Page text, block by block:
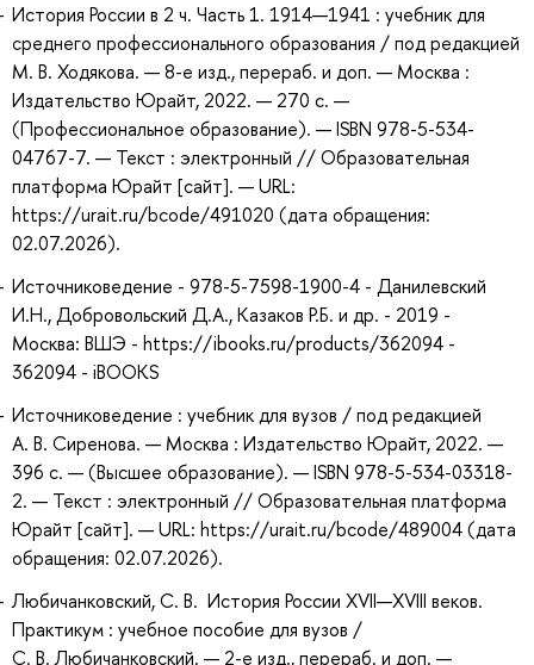
История России в 2 ч. Часть 1. 1914—1941 : учебник для
среднего профессионального образования / под редакцией
М. В. Ходякова. — 8-е изд., перераб. и доп. — Москва :
Издательство Юрайт, 2022. — 270 с. —
(Профессиональное образование). — ISBN 978-5-534-
04767-7. — Текст : электронный // Образовательная
платформа Юрайт [сайт]. — URL:
https://urait.ru/bcode/491020 (дата обращения:
02.07.2026).
Источниковедение - 978-5-7598-1900-4 - Данилевский
И.Н., Добровольский Д.А., Казаков Р.Б. и др. - 2019 -
Москва: ВШЭ - https://ibooks.ru/products/362094 -
362094 - iBOOKS
Источниковедение : учебник для вузов / под редакцией
А. В. Сиренова. — Москва : Издательство Юрайт, 2022. —
396 с. — (Высшее образование). — ISBN 978-5-534-03318-
2. — Текст : электронный // Образовательная платформа
Юрайт [сайт]. — URL: https://urait.ru/bcode/489004 (дата
обращения: 02.07.2026).
Любичанковский, С. В. История России XVII—XVIII веков.
Практикум : учебное пособие для вузов /
С. В. Любичанковский. — 2-е изд., перераб. и доп. —